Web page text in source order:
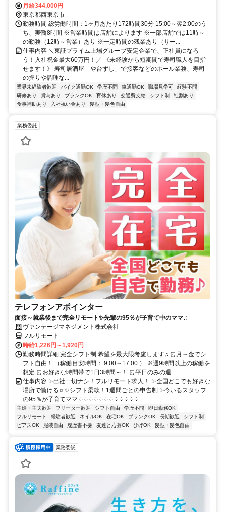
月給344,000円
東京都西東京市
勤務時間 総労働時間：1ヶ月あたり172時間30分 15:00～翌2:00のう
ち、実働8時間 ※営業時間は店舗によります ※一部店舗では11時～
の勤務（12時～営業）あり ※一定時間の残業あり（サー...
仕事内容 ＼東証プライム上場グループ安定企業で、正社員になろ
う！入社祝金最大60万円！／ 《未経験から短期間で寿司職人を目指
せます！》 寿司居酒屋「や台ずし」で接客などのホール業務、寿司
の握りや調理な...
業界未経験者歓迎 バイク通勤OK 学歴不問 車通勤OK 職場見学可
経験不問
研修あり
賞与あり ブランクOK 育休あり 交通費支給 シフト制
社割あり
食事補助あり
入社祝い金あり 髪型・髪色自由
業務委託
テレフォンアポインター
面接～就業後まで完全リモート✨先輩の95％が子育て中のママ♫
ヴァンテージマネジメント株式会社
フルリモート
時給1,226円～1,920円
勤務時間詳細 完全シフト制 希望を最大限考慮します♫ ⏰月～金でシ
フト自由！ （稼働目安時間： 9:00～17:00 ） ※週9時間以上の稼働を
想定 ⏰お好きな時間帯で1日3時間～！ ⏰平日のみの週...
仕事内容 ✨出社一切ナシ！フルリモート求人！ ✨全国どこでも好きな
場所で働ける♫ ✨シフト柔軟！1週間ごとの申告制 ✨今いるスタッフ
の95％が子育てママ ༶ ༶ ༶ ༶ ༶ ༶ ༶ ༶ ༶ ༶ ༶ ༶...
主婦・主夫歓迎 フリーター歓迎 シフト自由 学歴不問
即日勤務OK
フルリモート
経験者歓迎 ネイルOK 在宅OK ブランクOK 長期歓迎
シフト制
ピアスOK
服装自由 履歴書不要 友達と応募OK ひげOK 髪型・髪色自由
業務委託